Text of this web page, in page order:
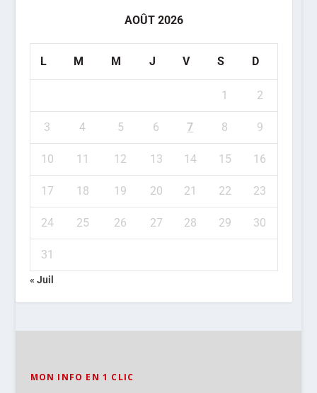
AOÛT 2026
L M M J V S D
1 2
3 4 5 6 7 8 9
10 11 12 13 14 15 16
17 18 19 20 21 22 23
24 25 26 27 28 29 30
31
« Juil
MON INFO EN 1 CLIC